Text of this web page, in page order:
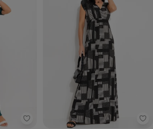
Moda Pop - Vestido (Verde